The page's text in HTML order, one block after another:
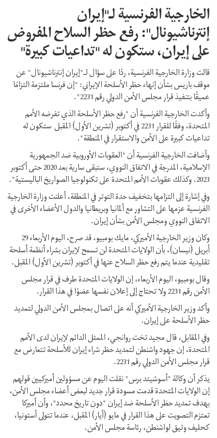
الخارجية الفرنسية لـ"إيران
إنترناشيونال": رفع حظر السلاح المفروض
على إيران، ستكون له "تداعيات كبيرة"
قالت وزارة الخارجية الفرنسية، ردًا على سؤال لـ"إيران إنترناشيونال" عن
موقف باريس بشأن إنهاء حظر الأسلحة الإيراني: "إن فرنسا ملتزمة التزامًا
عميقًا بتنفيذ قرار مجلس الأمن الدولي رقم 2231".
وأكدت الخارجية الفرنسية أن "رفع حظر الأسلحة الذي تفرضه الأمم
المتحدة، وفقًا للقرار 2231 في أكتوبر (تشرين الأول) المقبل ستكون له
تداعيات كبيرة على الأمن والاستقرار في المنطقة".
وأضافت الخارجية الفرنسية أن "العقوبات الأوروبية ضد الجمهورية
الإسلامية، المدرجة في الاتفاق النووي، ستبقى سارية بعد 2020 حتى أكتوبر
2023. وكذلك عقوبات الأمم المتحدة على تكنولوجيا الصواريخ الباليستية".
وفي إشارة إلى التزامها بتخفيف حدة التوتر في المنطقة، أعلنت وزارة الخارجية
الفرنسية عزمها على التشاور مع ألمانيا وبريطانيا والدول الأعضاء الأخرى في
الاتفاق النووي ومجلس الأمن بشأن إيران.
وكان وزير الخارجية الأميركي، مايك بومبيو، قد صرح، اليوم الأربعاء 29
أبريل (نيسان)، بأن الولايات المتحدة لن تسمح لإيران بشراء أنظمة أسلحة
تقليدية عندما يتم رفع حظر السلاح عنها في أكتوبر (تشرين الأول) المقبل.
وقال بومبيو، اليوم الأربعاء، إن الولايات المتحدة طرف في قرار مجلس
الأمن رقم 2231 ولا تحتاج إلى إعلان نفسها عضوًا في هذا القرار.
وأكد وزير الخارجية الأميركي أنه على اتصال بمجلس الأمن الدولي لتمديد
حظر الأسلحة على إيران.
وفي المقابل، قال مجيد تخت روانجي، الممثل الدائم لإيران لدى الأمم
المتحدة، إن جهود واشنطن لتمديد حظر شراء إيران للأسلحة تتعارض مع
قرار مجلس الأمن الدولي رقم 2231.
يذكر أن وكالة "أسوشيتد برس" نقلت اليوم عن مسؤولين أميركيين قولهم
إن الولايات المتحدة قدمت مسودة قرار جديد لبعض أعضاء مجلس الأمن،
بهدف تمديد حظر الأسلحة ضد إيران "دون تاريخ محدد"، وأن أميركا
تعتزم التصويت على هذا القرار في مايو (أيار) المقبل، عندما تتولى أستونيا،
كحليف وثيق لواشنطن، رئاسة مجلس الأمن.